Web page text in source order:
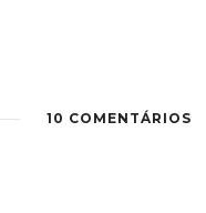
10 COMENTÁRIOS